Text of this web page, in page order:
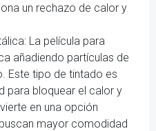
un rechazo de calor y
La película para
añadiendo partículas de
Este tipo de tintado es
para bloquear el calor y
en una opción
mayor comodidad